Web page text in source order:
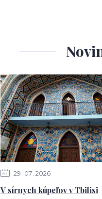
29 07 2026
V sírnych kúpeľov v Tbilisi